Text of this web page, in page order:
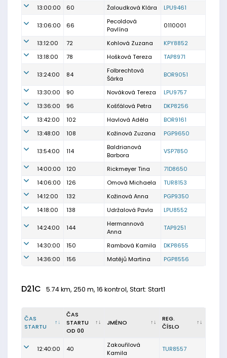
13:00:00
60 Žaloudková Klára LPU9461
13:06:00 66
Pecoldová
Pavlína
0110001
13:12:00 72 Kohlová Zuzana
KPY8852
13:18:00
78 Hošková Tereza TAP8971
13:24:00 84
Folbrechtová
Šárka
BOR9051
13:30:00 90 Nováková Tereza
LPU9757
13:36:00
96 Košťálová Petra
DKP8256
13:42:00
102 Havlová Adéla
BOR9161
13:48:00
108 Kožinová Zuzana PGP9650
13:54:00 114
Baldrianová
Barbora
VSP7850
14:00:00 120 Rickmeyer Tina
71D8650
14:06:00
126 Omová Michaela
TUR8153
14:12:00
132 Kožinová Anna
PGP9350
14:18:00
138 Udržalová Pavla LPU8552
14:24:00 144
Hermannová
Anna
TAP9251
14:30:00 150 Rambová Kamila
DKP8655
14:36:00
156 Matějů Martina PGP8556
D21C 5.74 km, 250 m, 16 kontrol, Start: Start1
ČAS
STARTU
ČAS
STARTU
OD 00
JMÉNO
REG.
ČÍSLO
12:40:00 40
Zakouřilová
Kamila
TUR8557